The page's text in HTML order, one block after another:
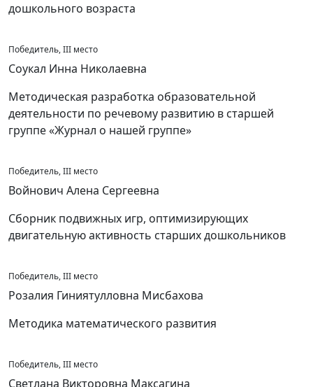
дошкольного возраста
Победитель, III место
Соукал Инна Николаевна
Методическая разработка образовательной
деятельности по речевому развитию в старшей
группе «Журнал о нашей группе»
Победитель, III место
Войнович Алена Сергеевна
Сборник подвижных игр, оптимизирующих
двигательную активность старших дошкольников
Победитель, III место
Розалия Гиниятулловна Мисбахова
Методика математического развития
Победитель, III место
Светлана Викторовна Максагина